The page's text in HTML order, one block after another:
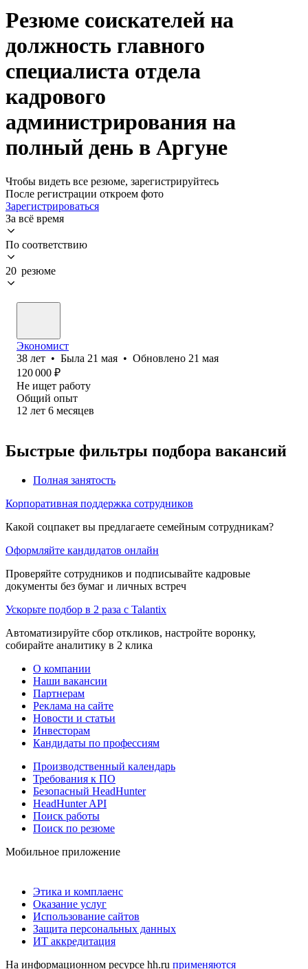
Резюме соискателей на
должность главного
специалиста отдела
кадрового
администрирования на
полный день в Аргуне
Чтобы видеть все резюме, зарегистрируйтесь
После регистрации откроем фото
Зарегистрироваться
За всё время
По соответствию
20 резюме
Экономист
38 лет • Была 21 мая • Обновлено 21 мая
120 000 ₽
Не ищет работу
Общий опыт
12 лет 6 месяцев
Быстрые фильтры подбора вакансий
Полная занятость
Корпоративная поддержка сотрудников
Какой соцпакет вы предлагаете семейным сотрудникам?
Оформляйте кандидатов онлайн
Проверяйте сотрудников и подписывайте кадровые
документы без бумаг и личных встреч
Ускорьте подбор в 2 раза с Talantix
Автоматизируйте сбор откликов, настройте воронку,
собирайте аналитику в 2 клика
О компании
Наши вакансии
Партнерам
Реклама на сайте
Новости и статьи
Инвесторам
Кандидаты по профессиям
Производственный календарь
Требования к ПО
Безопасный HeadHunter
HeadHunter API
Поиск работы
Поиск по резюме
Мобильное приложение
Этика и комплаенс
Оказание услуг
Использование сайтов
Защита персональных данных
ИТ аккредитация
На информационном ресурсе hh.ru применяются